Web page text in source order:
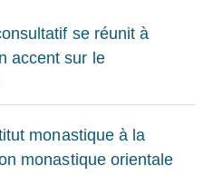
se réunit à
accent sur le
monastique à la
monastique orientale